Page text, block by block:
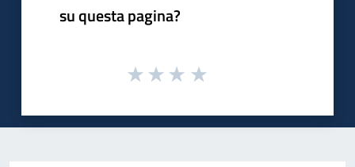
su questa pagina?